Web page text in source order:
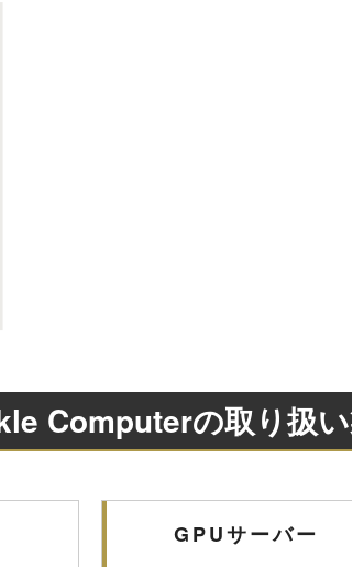
Computerの取り扱
GPUサーバー